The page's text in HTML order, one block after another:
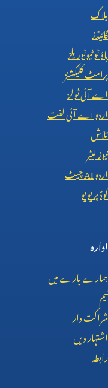
بلاگ
گائیڈز
ہاؤ ٹو ٹیوٹوریلز
پرامٹ کلیکشنز
اے آئی ٹولز
اردو اے آئی لغت
تلاش
نیوز لیٹر
اردوAIچیٹ
کوڈ پریویو
ادارہ
ہمارے بارے میں
ٹیم
شراکت دار
اشتہار دیں
رابطہ